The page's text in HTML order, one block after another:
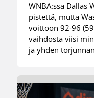
WNBA:ssa Dallas
pistettä, mutta
voittoon 92-96
vaihdosta viisi
ja yhden